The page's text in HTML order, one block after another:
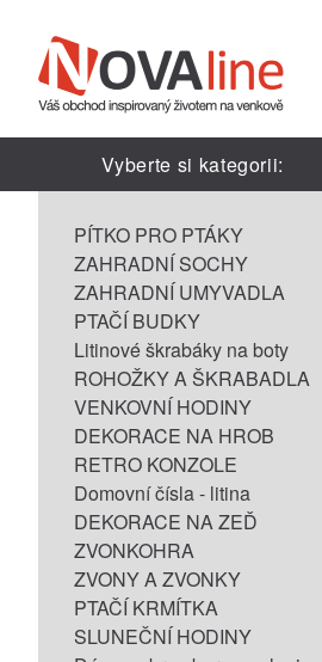
Vyberte si kategorii:
PÍTKO PRO PTÁKY
ZAHRADNÍ SOCHY
ZAHRADNÍ UMYVADLA
PTAČÍ BUDKY
Litinové škrabáky na boty
ROHOŽKY A ŠKRABADLA
VENKOVNÍ HODINY
DEKORACE NA HROB
RETRO KONZOLE
Domovní čísla - litina
DEKORACE NA ZEĎ
ZVONKOHRA
ZVONY A ZVONKY
PTAČÍ KRMÍTKA
SLUNEČNÍ HODINY